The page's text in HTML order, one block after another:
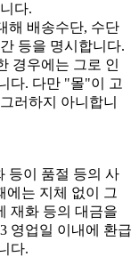
다.
해 배송수단, 수단
등을 명시합니다.
경우에는 그로 인
다. 다만 "몰"이 고
러하지 아니합니
등이 품절 등의 사
에는 지체 없이 그
재화 등의 대금을
영업일 이내에 환급
다.